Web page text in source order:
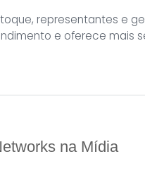
representantes e
e oferece mais
na Mídia